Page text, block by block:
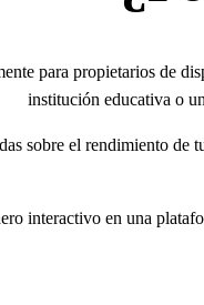
para propietarios de
institución educativa o
sobre el rendimiento
interactivo en una